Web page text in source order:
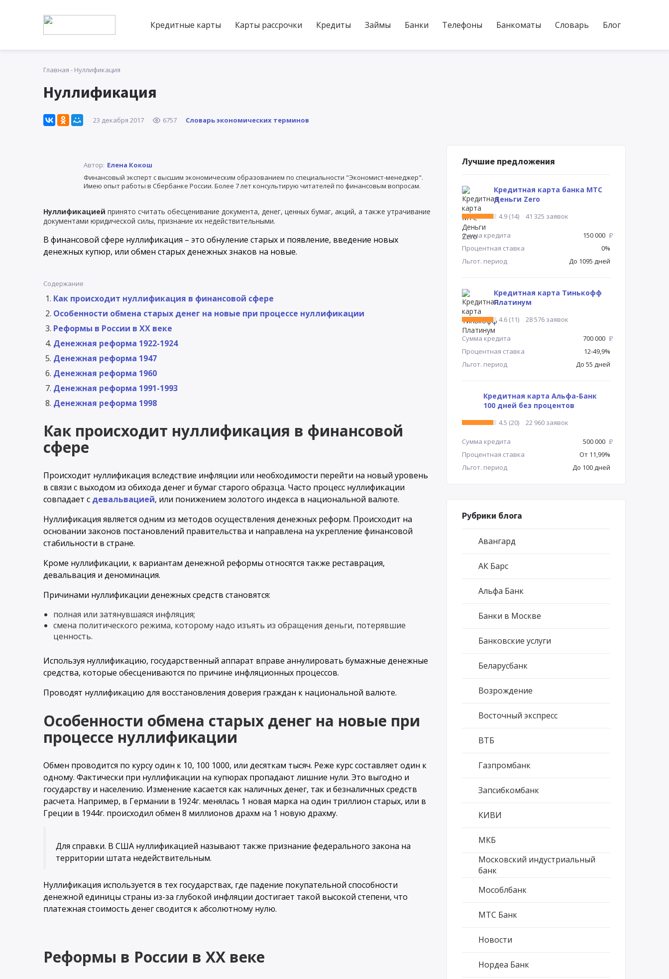
Кредитные карты Карты рассрочки Кредиты Займы Банки Телефоны Банкоматы Словарь Блог
Главная - Нуллификация
Нуллификация
23 декабря 2017 6757 Словарь экономических терминов
Автор: Елена Кокош
Финансовый эксперт с высшим экономическим образованием по специальности "Экономист-менеджер".
Имею опыт работы в Сбербанке России. Более 7 лет консультирую читателей по финансовым вопросам.
Нуллификацией принято считать обесценивание документа, денег, ценных бумаг, акций, а также утрачивание
документами юридической силы, признание их недействительными.
В финансовой сфере нуллификация – это обнуление старых и появление, введение новых
денежных купюр, или обмен старых денежных знаков на новые.
Содержание
Как происходит нуллификация в финансовой сфере
Особенности обмена старых денег на новые при процессе нуллификации
Реформы в России в ХХ веке
Денежная реформа 1922-1924
Денежная реформа 1947
Денежная реформа 1960
Денежная реформа 1991-1993
Денежная реформа 1998
Как происходит нуллификация в финансовой
сфере
Происходит нуллификация вследствие инфляции или необходимости перейти на новый уровень
в связи с выходом из обихода денег и бумаг старого образца. Часто процесс нуллификации
совпадает с девальвацией, или понижением золотого индекса в национальной валюте.
Нуллификация является одним из методов осуществления денежных реформ. Происходит на
основании законов постановлений правительства и направлена на укрепление финансовой
стабильности в стране.
Кроме нуллификации, к вариантам денежной реформы относятся также реставрация,
девальвация и деноминация.
Причинами нуллификации денежных средств становятся:
полная или затянувшаяся инфляция;
смена политического режима, которому надо изъять из обращения деньги, потерявшие
ценность.
Используя нуллификацию, государственный аппарат вправе аннулировать бумажные денежные
средства, которые обесцениваются по причине инфляционных процессов.
Проводят нуллификацию для восстановления доверия граждан к национальной валюте.
Особенности обмена старых денег на новые при
процессе нуллификации
Обмен проводится по курсу один к 10, 100 1000, или десяткам тысяч. Реже курс составляет один к
одному. Фактически при нуллификации на купюрах пропадают лишние нули. Это выгодно и
государству и населению. Изменение касается как наличных денег, так и безналичных средств
расчета. Например, в Германии в 1924г. менялась 1 новая марка на один триллион старых, или в
Греции в 1944г. происходил обмен 8 миллионов драхм на 1 новую драхму.
Для справки. В США нуллификацией называют также признание федерального закона на
территории штата недействительным.
Нуллификация используется в тех государствах, где падение покупательной способности
денежной единицы страны из-за глубокой инфляции достигает такой высокой степени, что
платежная стоимость денег сводится к абсолютному нулю.
Реформы в России в ХХ веке
Лучшие предложения
Кредитная карта банка МТС
Деньги Zero
4.9 (14) 41 325 заявок
Сумма кредита 150 000 Р
Процентная ставка
0%
Льгот. период
До 1095 дней
Кредитная карта Тинькофф
Платинум
4.6 (11) 28 576 заявок
Сумма кредита 700 000 Р
Процентная ставка
12-49,9%
Льгот. период
До 55 дней
Кредитная карта Альфа-Банк
100 дней без процентов
4.5 (20) 22 960 заявок
Сумма кредита 500 000 Р
Процентная ставка
От 11,99%
Льгот. период
До 100 дней
Рубрики блога
Авангард
АК Барс
Альфа Банк
Банки в Москве
Банковские услуги
Беларусбанк
Возрождение
Восточный экспресс
ВТБ
Газпромбанк
Запсибкомбанк
КИВИ
МКБ
Московский индустриальный
банк
Мособлбанк
МТС Банк
Новости
Нордеа Банк